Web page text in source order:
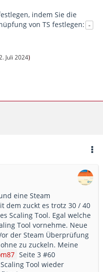
indem Sie die
von TS festlegen: -
Juli 2024)
eine Steam
dem zuckt es trotz 30 / 40
Scaling Tool. Egal welche
Tool vornehme. Neue
der Steam Überprüfung
zu zuckeln. Meine
Seite 3 #60
Tool wieder